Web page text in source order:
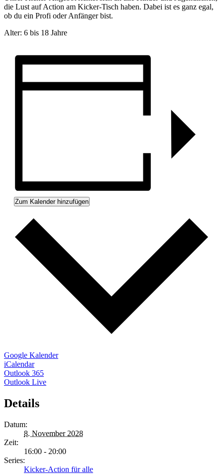
die Lust auf Action am Kicker-Tisch haben. Dabei ist es ganz egal,
ob du ein Profi oder Anfänger bist.
Alter: 6 bis 18 Jahre
Zum Kalender hinzufügen
Google Kalender
iCalendar
Outlook 365
Outlook Live
Details
Datum:
8. November 2028
Zeit:
16:00 - 20:00
Series:
Kicker-Action für alle